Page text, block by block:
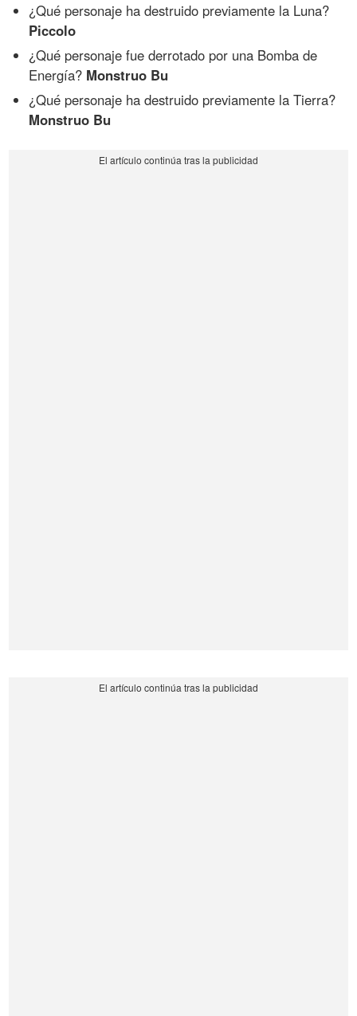
¿Qué personaje ha destruido previamente la Luna?
Piccolo
¿Qué personaje fue derrotado por una Bomba de
Energía? Monstruo Bu
¿Qué personaje ha destruido previamente la Tierra?
Monstruo Bu